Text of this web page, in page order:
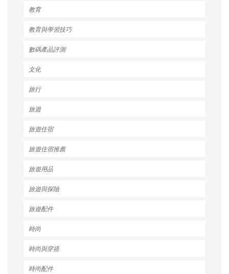
教育
教育與學習技巧
數碼產品評測
文化
旅行
旅遊
旅遊住宿
旅遊住宿推薦
旅遊用品
旅遊與探險
旅遊配件
時尚
時尚與穿搭
時尚配件